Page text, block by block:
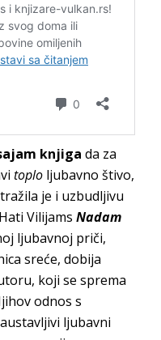
knjiga da za
toplo ljubavno štivo,
je i uzbudljivu
VilijamsNadam
ljubavnoj priči,
sreće, dobija
koji se sprema
odnos s
ljubavni